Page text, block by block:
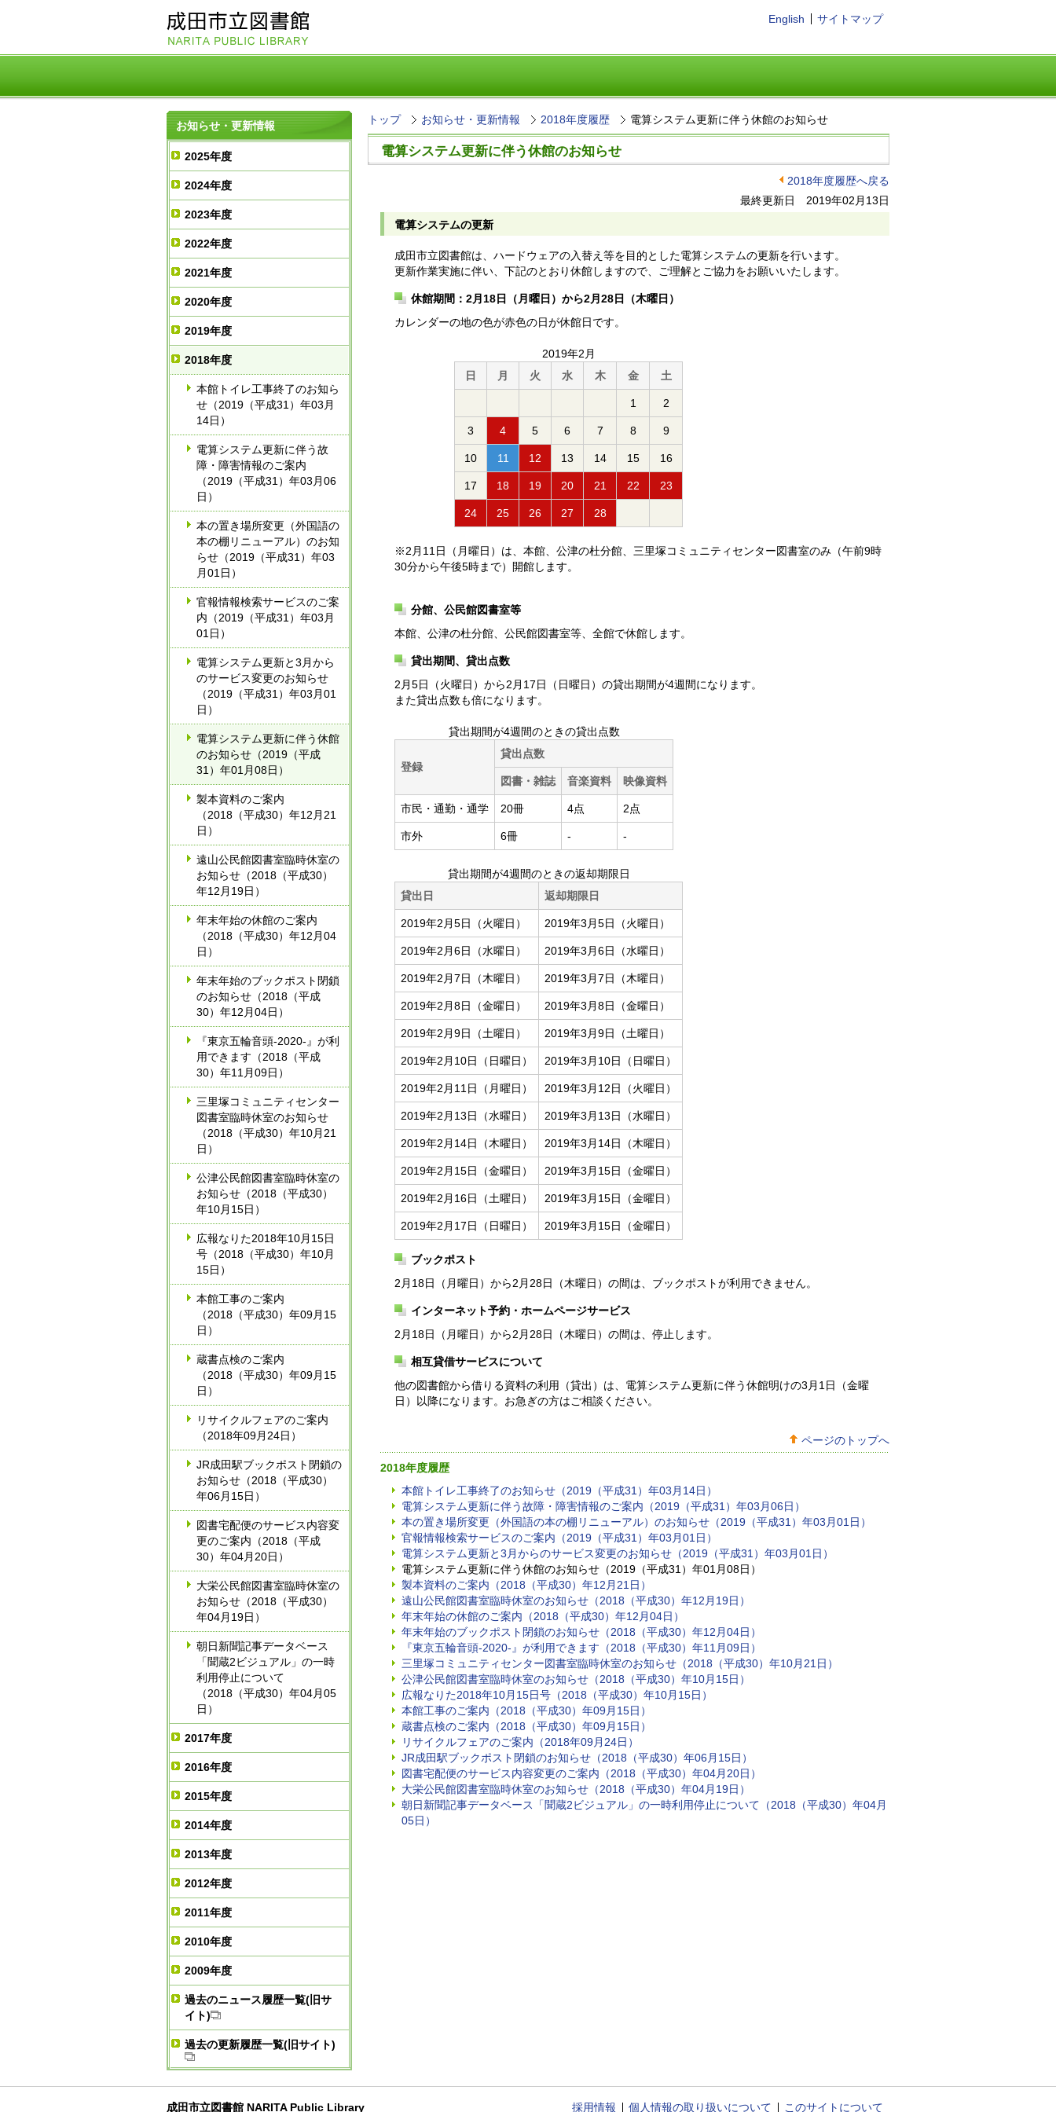
English サイトマップ
お知らせ・更新情報
2025年度
2024年度
2023年度
2022年度
2021年度
2020年度
2019年度
2018年度
本館トイレ工事終了のお知ら
せ（2019（平成31）年03月
14日）
電算システム更新に伴う故
障・障害情報のご案内
（2019（平成31）年03月06
日）
本の置き場所変更（外国語の
本の棚リニューアル）のお知
らせ（2019（平成31）年03
月01日）
官報情報検索サービスのご案
内（2019（平成31）年03月
01日）
電算システム更新と3月から
のサービス変更のお知らせ
（2019（平成31）年03月01
日）
電算システム更新に伴う休館
のお知らせ（2019（平成
31）年01月08日）
製本資料のご案内
（2018（平成30）年12月21
日）
遠山公民館図書室臨時休室の
お知らせ（2018（平成30）
年12月19日）
年末年始の休館のご案内
（2018（平成30）年12月04
日）
年末年始のブックポスト閉鎖
のお知らせ（2018（平成
30）年12月04日）
『東京五輪音頭‐2020‐』が利
用できます（2018（平成
30）年11月09日）
三里塚コミュニティセンター
図書室臨時休室のお知らせ
（2018（平成30）年10月21
日）
公津公民館図書室臨時休室の
お知らせ（2018（平成30）
年10月15日）
広報なりた2018年10月15日
号（2018（平成30）年10月
15日）
本館工事のご案内
（2018（平成30）年09月15
日）
蔵書点検のご案内
（2018（平成30）年09月15
日）
リサイクルフェアのご案内
（2018年09月24日）
JR成田駅ブックポスト閉鎖の
お知らせ（2018（平成30）
年06月15日）
図書宅配便のサービス内容変
更のご案内（2018（平成
30）年04月20日）
大栄公民館図書室臨時休室の
お知らせ（2018（平成30）
年04月19日）
朝日新聞記事データベース
「聞蔵2ビジュアル」の一時
利用停止について
（2018（平成30）年04月05
日）
2017年度
2016年度
2015年度
2014年度
2013年度
2012年度
2011年度
2010年度
2009年度
過去のニュース履歴一覧(旧サ
イト)
過去の更新履歴一覧(旧サイト)
トップ お知らせ・更新情報 2018年度履歴 電算システム更新に伴う休館のお知らせ
電算システム更新に伴う休館のお知らせ
2018年度履歴へ戻る
最終更新日 2019年02月13日
電算システムの更新
成田市立図書館は、ハードウェアの入替え等を目的とした電算システムの更新を行います。
更新作業実施に伴い、下記のとおり休館しますので、ご理解とご協力をお願いいたします。
休館期間：2月18日（月曜日）から2月28日（木曜日）
カレンダーの地の色が赤色の日が休館日です。
2019年2月
日
月 火 水 木 金 土
1 2
3 4 5 6 7 8 9
10 11 12 13 14 15 16
17 18 19 20 21 22 23
24 25 26 27 28
※2月11日（月曜日）は、本館、公津の杜分館、三里塚コミュニティセンター図書室のみ（午前9時
30分から午後5時まで）開館します。
分館、公民館図書室等
本館、公津の杜分館、公民館図書室等、全館で休館します。
貸出期間、貸出点数
2月5日（火曜日）から2月17日（日曜日）の貸出期間が4週間になります。
また貸出点数も倍になります。
貸出期間が4週間のときの貸出点数
登録
貸出点数
図書・雑誌 音楽資料 映像資料
市民・通勤・通学 20冊 4点 2点
市外 6冊 - -
貸出期間が4週間のときの返却期限日
貸出日
返却期限日
2019年2月5日（火曜日） 2019年3月5日（火曜日）
2019年2月6日（水曜日） 2019年3月6日（水曜日）
2019年2月7日（木曜日） 2019年3月7日（木曜日）
2019年2月8日（金曜日） 2019年3月8日（金曜日）
2019年2月9日（土曜日） 2019年3月9日（土曜日）
2019年2月10日（日曜日） 2019年3月10日（日曜日）
2019年2月11日（月曜日） 2019年3月12日（火曜日）
2019年2月13日（水曜日） 2019年3月13日（水曜日）
2019年2月14日（木曜日） 2019年3月14日（木曜日）
2019年2月15日（金曜日） 2019年3月15日（金曜日）
2019年2月16日（土曜日） 2019年3月15日（金曜日）
2019年2月17日（日曜日） 2019年3月15日（金曜日）
ブックポスト
2月18日（月曜日）から2月28日（木曜日）の間は、ブックポストが利用できません。
インターネット予約・ホームページサービス
2月18日（月曜日）から2月28日（木曜日）の間は、停止します。
相互貸借サービスについて
他の図書館から借りる資料の利用（貸出）は、電算システム更新に伴う休館明けの3月1日（金曜
日）以降になります。お急ぎの方はご相談ください。
ページのトップへ
2018年度履歴
本館トイレ工事終了のお知らせ（2019（平成31）年03月14日）
電算システム更新に伴う故障・障害情報のご案内（2019（平成31）年03月06日）
本の置き場所変更（外国語の本の棚リニューアル）のお知らせ（2019（平成31）年03月01日）
官報情報検索サービスのご案内（2019（平成31）年03月01日）
電算システム更新と3月からのサービス変更のお知らせ（2019（平成31）年03月01日）
電算システム更新に伴う休館のお知らせ（2019（平成31）年01月08日）
製本資料のご案内（2018（平成30）年12月21日）
遠山公民館図書室臨時休室のお知らせ（2018（平成30）年12月19日）
年末年始の休館のご案内（2018（平成30）年12月04日）
年末年始のブックポスト閉鎖のお知らせ（2018（平成30）年12月04日）
『東京五輪音頭‐2020‐』が利用できます（2018（平成30）年11月09日）
三里塚コミュニティセンター図書室臨時休室のお知らせ（2018（平成30）年10月21日）
公津公民館図書室臨時休室のお知らせ（2018（平成30）年10月15日）
広報なりた2018年10月15日号（2018（平成30）年10月15日）
本館工事のご案内（2018（平成30）年09月15日）
蔵書点検のご案内（2018（平成30）年09月15日）
リサイクルフェアのご案内（2018年09月24日）
JR成田駅ブックポスト閉鎖のお知らせ（2018（平成30）年06月15日）
図書宅配便のサービス内容変更のご案内（2018（平成30）年04月20日）
大栄公民館図書室臨時休室のお知らせ（2018（平成30）年04月19日）
朝日新聞記事データベース「聞蔵2ビジュアル」の一時利用停止について（2018（平成30）年04月
05日）
成田市立図書館 NARITA Public Library 採用情報 個人情報の取り扱いについて このサイトについて